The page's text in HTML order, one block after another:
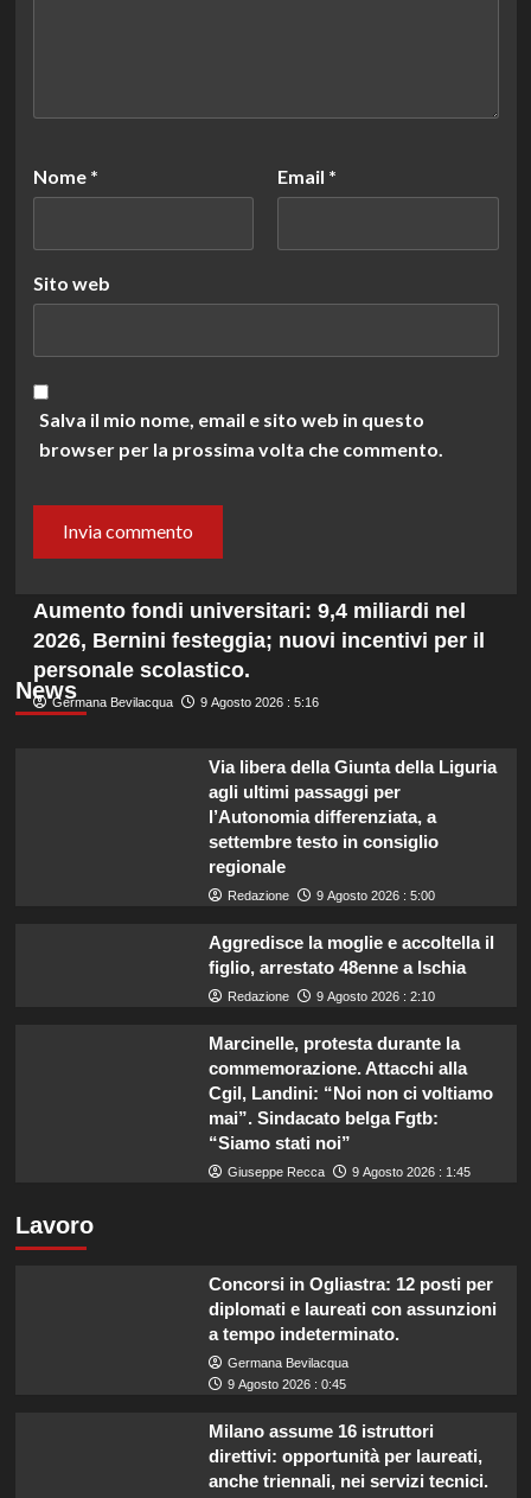
Nome * Email *
Sito web
Salva il mio nome, email e sito web in questo
browser per la prossima volta che commento.
News
Aumento fondi universitari: 9,4 miliardi nel
2026, Bernini festeggia; nuovi incentivi per il
personale scolastico.
Germana Bevilacqua 9 Agosto 2026 : 5:16
Via libera della Giunta della Liguria
agli ultimi passaggi per
l’Autonomia differenziata, a
settembre testo in consiglio
regionale
Redazione 9 Agosto 2026 : 5:00
Aggredisce la moglie e accoltella il
figlio, arrestato 48enne a Ischia
Redazione 9 Agosto 2026 : 2:10
Marcinelle, protesta durante la
commemorazione. Attacchi alla
Cgil, Landini: “Noi non ci voltiamo
mai”. Sindacato belga Fgtb:
“Siamo stati noi”
Giuseppe Recca 9 Agosto 2026 : 1:45
Lavoro
Concorsi in Ogliastra: 12 posti per
diplomati e laureati con assunzioni
a tempo indeterminato.
Germana Bevilacqua
9 Agosto 2026 : 0:45
Milano assume 16 istruttori
direttivi: opportunità per laureati,
anche triennali, nei servizi tecnici.